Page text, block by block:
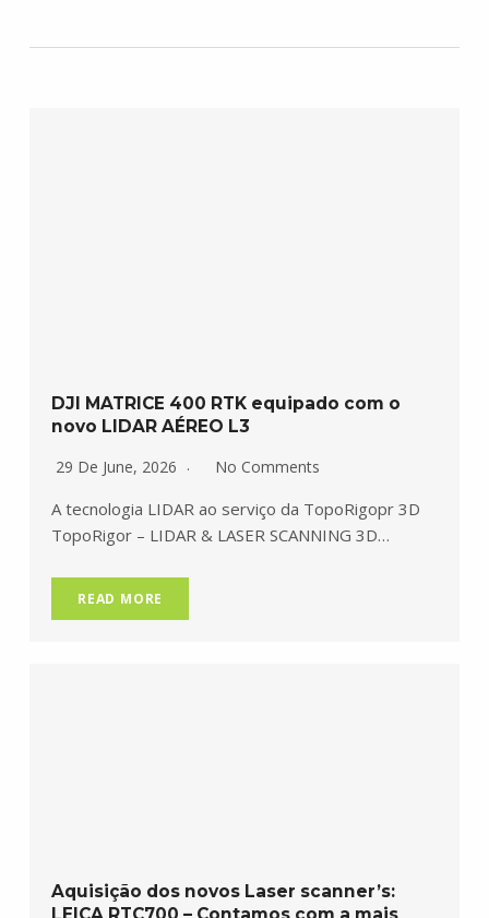
DJI MATRICE 400 RTK equipado com o
novo LIDAR AÉREO L3
29 De June, 2026
No Comments
A tecnologia LIDAR ao serviço da TopoRigopr 3D
TopoRigor – LIDAR & LASER SCANNING 3D…
READ MORE
Aquisição dos novos Laser scanner’s: